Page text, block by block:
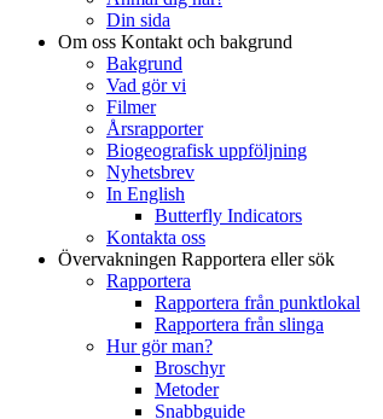
Din sida
Om oss Kontakt och bakgrund
Bakgrund
Vad gör vi
Filmer
Årsrapporter
Biogeografisk uppföljning
Nyhetsbrev
In English
Butterfly Indicators
Kontakta oss
Övervakningen Rapportera eller sök
Rapportera
Rapportera från punktlokal
Rapportera från slinga
Hur gör man?
Broschyr
Metoder
Snabbguide